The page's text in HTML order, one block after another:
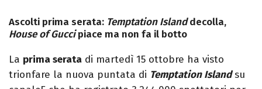
Ascolti prima serata: Temptation Islanddecolla,
House of Guccipiace ma non fa il botto
La prima serata di martedì 15 ottobre ha visto
trionfare la nuova puntata di Temptation Islandsu